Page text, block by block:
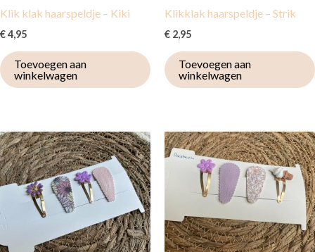
Klik klak haarspeldje – Kiki
€4,95
Toevoegen aan
winkelwagen
Klikklak haarspeldje – Strik
€ 2,95
Toevoegen aan
winkelwagen